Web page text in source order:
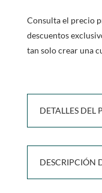
Consulta el precio
descuentos
tan solo crear una
DETALLES DEL
DESCRIPCIÓN